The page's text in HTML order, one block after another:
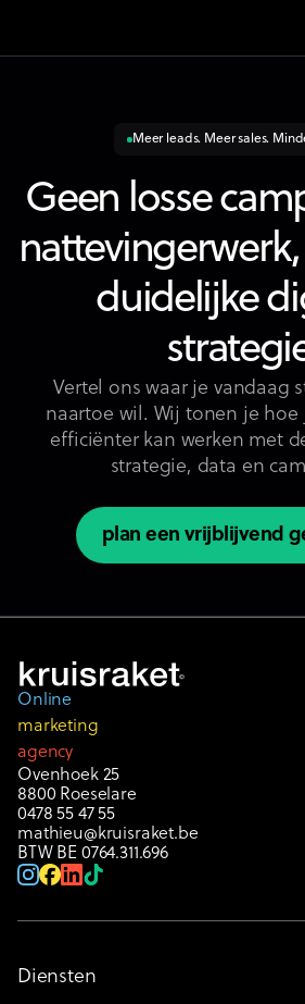
Meer leads. Meer sales.
Geen losse
duidelijke
Vertel ons waar je vandaag
naartoe wil. Wij tonen je
efficiënter kan werken met
strategie, data en
plan een vrijblijvend
plan een vrijblijvend
Online
marketing
agency
Ovenhoek 25
8800 Roeselare
0478 55 47 55
mathieu@kruisraket.be
BTW BE 0764.311.696
Diensten